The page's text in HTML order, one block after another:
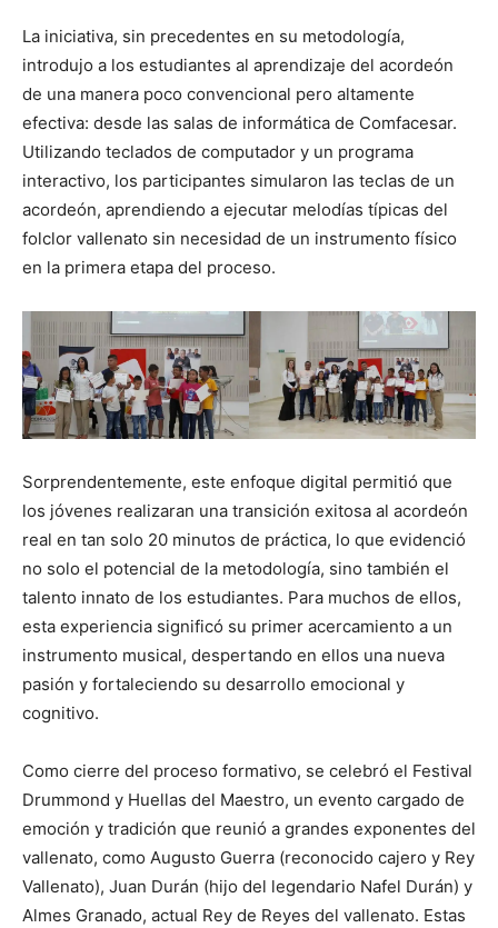
La iniciativa, sin precedentes en su metodología,
introdujo a los estudiantes al aprendizaje del acordeón
de una manera poco convencional pero altamente
efectiva: desde las salas de informática de Comfacesar.
Utilizando teclados de computador y un programa
interactivo, los participantes simularon las teclas de un
acordeón, aprendiendo a ejecutar melodías típicas del
folclor vallenato sin necesidad de un instrumento físico
en la primera etapa del proceso.
Sorprendentemente, este enfoque digital permitió que
los jóvenes realizaran una transición exitosa al acordeón
real en tan solo 20 minutos de práctica, lo que evidenció
no solo el potencial de la metodología, sino también el
talento innato de los estudiantes. Para muchos de ellos,
esta experiencia significó su primer acercamiento a un
instrumento musical, despertando en ellos una nueva
pasión y fortaleciendo su desarrollo emocional y
cognitivo.
Como cierre del proceso formativo, se celebró el Festival
Drummond y Huellas del Maestro, un evento cargado de
emoción y tradición que reunió a grandes exponentes del
vallenato, como Augusto Guerra (reconocido cajero y Rey
Vallenato), Juan Durán (hijo del legendario Nafel Durán) y
Almes Granado, actual Rey de Reyes del vallenato. Estas